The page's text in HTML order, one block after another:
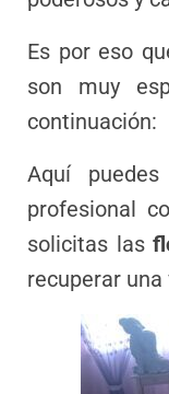
Es por eso
son muy
continuación:
Aquí
profesional
solicitas las
recuperar